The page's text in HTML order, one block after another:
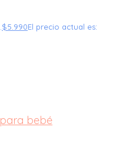
$5.990El precio actual es: